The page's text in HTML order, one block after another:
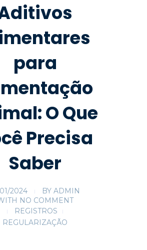
para
O Que
Precisa
Saber
2024 BY ADMIN
NO COMMENT
REGISTROS
REGULARIZAÇÃO